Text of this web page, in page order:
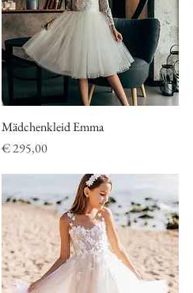
Schnellansicht
Mädchenkleid Emma
Preis
€ 295,00